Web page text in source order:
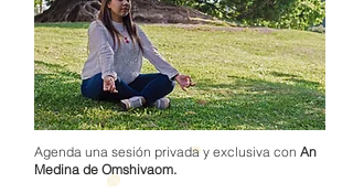
Agenda una sesión privada y exclusiva con An
Medina de Omshivaom.